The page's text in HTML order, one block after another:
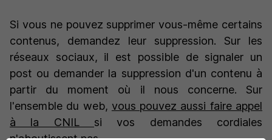
Si vous ne pouvez supprimer vous-même certains
contenus, demandez leur suppression. Sur les
réseaux sociaux, il est possible de signaler un
post ou demander la suppression d'un contenu à
partir du moment où il nous concerne. Sur
l'ensemble du web, vous pouvez aussi faire appel
à la CNIL si vos demandes cordiales